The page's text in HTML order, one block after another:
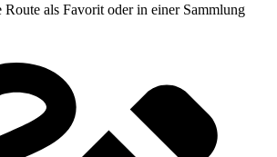
Route als Favorit oder in einer Sammlung